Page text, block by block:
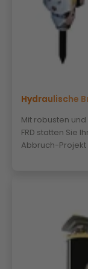
Hydraulische
Mit robusten
FRD statten Sie
Abbruch-Projekt